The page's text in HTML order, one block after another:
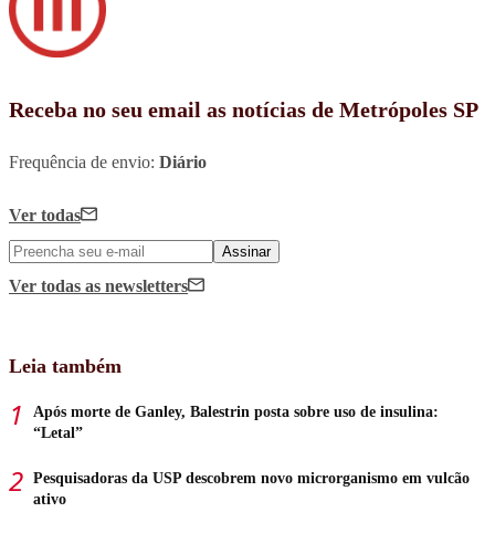
Receba no seu email as notícias de Metrópoles SP
Frequência de envio: Diário
Ver todas
Assinar
Ver todas as newsletters
Leia também
Após morte de Ganley, Balestrin posta sobre uso de insulina:
“Letal”
Pesquisadoras da USP descobrem novo microrganismo em vulcão
ativo